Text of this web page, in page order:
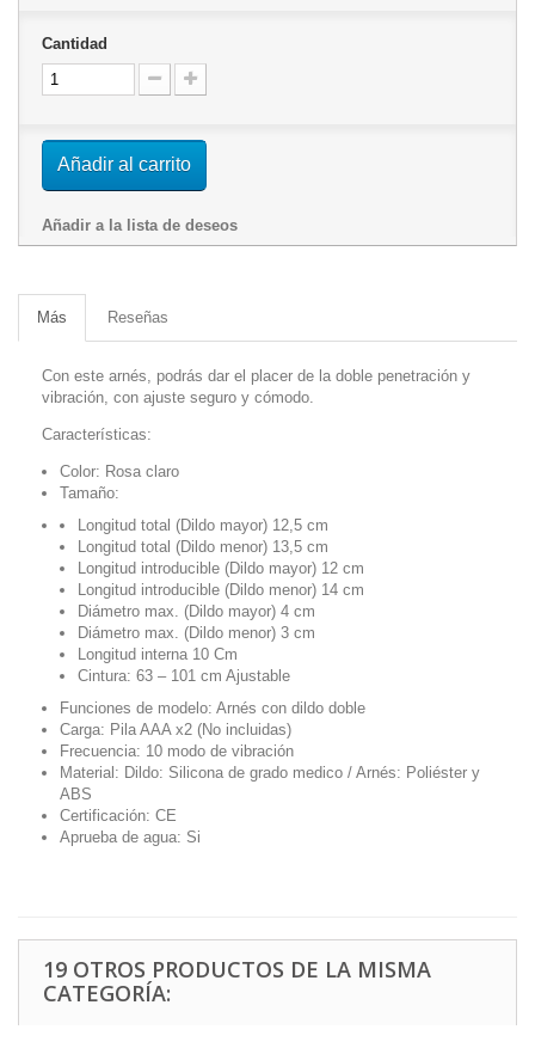
Cantidad
Añadir al carrito
Añadir a la lista de deseos
Más Reseñas
Con este arnés, podrás dar el placer de la doble penetración y
vibración, con ajuste seguro y cómodo.
Características:
Color: Rosa claro
Tamaño:
Longitud total (Dildo mayor) 12,5 cm
Longitud total (Dildo menor) 13,5 cm
Longitud introducible (Dildo mayor) 12 cm
Longitud introducible (Dildo menor) 14 cm
Diámetro max. (Dildo mayor) 4 cm
Diámetro max. (Dildo menor) 3 cm
Longitud interna 10 Cm
Cintura: 63 – 101 cm Ajustable
Funciones de modelo: Arnés con dildo doble
Carga: Pila AAA x2 (No incluidas)
Frecuencia: 10 modo de vibración
Material: Dildo: Silicona de grado medico / Arnés: Poliéster y
ABS
Certificación: CE
Aprueba de agua: Si
19 OTROS PRODUCTOS DE LA MISMA
CATEGORÍA: